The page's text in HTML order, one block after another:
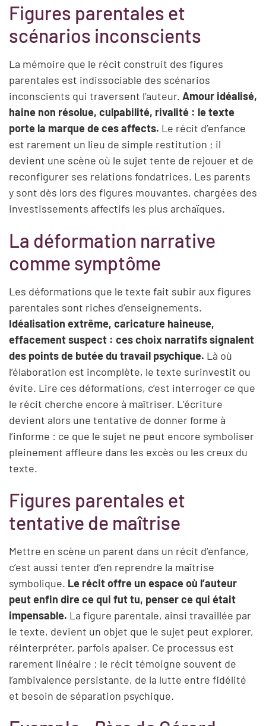
Figures parentales et
scénarios inconscients
La mémoire que le récit construit des figures
parentales est indissociable des scénarios
inconscients qui traversent l’auteur. Amour idéalisé,
haine non résolue, culpabilité, rivalité : le texte
porte la marque de ces affects. Le récit d’enfance
est rarement un lieu de simple restitution ; il
devient une scène où le sujet tente de rejouer et de
reconfigurer ses relations fondatrices. Les parents
y sont dès lors des figures mouvantes, chargées des
investissements affectifs les plus archaïques.
La déformation narrative
comme symptôme
Les déformations que le texte fait subir aux figures
parentales sont riches d’enseignements.
Idéalisation extrême, caricature haineuse,
effacement suspect : ces choix narratifs signalent
des points de butée du travail psychique. Là où
l’élaboration est incomplète, le texte surinvestit ou
évite. Lire ces déformations, c’est interroger ce que
le récit cherche encore à maîtriser. L’écriture
devient alors une tentative de donner forme à
l’informe : ce que le sujet ne peut encore symboliser
pleinement affleure dans les excès ou les creux du
texte.
Figures parentales et
tentative de maîtrise
Mettre en scène un parent dans un récit d’enfance,
c’est aussi tenter d’en reprendre la maîtrise
symbolique. Le récit offre un espace où l’auteur
peut enfin dire ce qui fut tu, penser ce qui était
impensable. La figure parentale, ainsi travaillée par
le texte, devient un objet que le sujet peut explorer,
réinterpréter, parfois apaiser. Ce processus est
rarement linéaire : le récit témoigne souvent de
l’ambivalence persistante, de la lutte entre fidélité
et besoin de séparation psychique.